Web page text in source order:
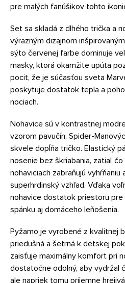
pre malých fanúšikov tohto
Set sa skladá z dlhého trička a
výrazným dizajnom
sýto červenej farbe dominuje
masky, ktorá okamžite upúta
pocit, že je súčasťou sveta
poskytuje dostatok tepla a
nociach.
Nohavice sú v kontrastnej
vzorom pavučín, Spider-
skvele dopĺňa tričko. Elastický
nosenie bez škriabania, zatiaľ
nohaviciach zabraňujú
superhrdinský vzhľad. Vďaka
nohavice dostatok priestoru
spánku aj domáceho leňošenia.
Pyžamo je vyrobené z kvalitnej
priedušná a šetrná k detskej
zaisťuje maximálny komfort pri
dostatočne odolný, aby vydržal
ale napriek tomu príjemne